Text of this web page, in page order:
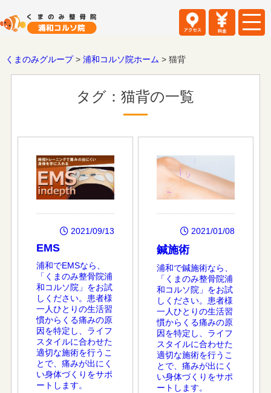
くまのみグループ> 浦和コルソ院ホーム > 猫背
タグ：猫背の一覧
2021/09/13
EMS
浦和でEMSなら、
「くまのみ整骨院浦
和コルソ院」をお試
しください。患者様
一人ひとりの生活習
慣からくる痛みの原
因を特定し、ライフ
スタイルに合わせた
適切な施術を行うこ
とで、痛みが出にく
い身体づくりをサポ
ートします。
2021/01/08
鍼施術
浦和で鍼施術なら、
「くまのみ整骨院浦
和コルソ院」をお試
しください。患者様
一人ひとりの生活習
慣からくる痛みの原
因を特定し、ライフ
スタイルに合わせた
適切な施術を行うこ
とで、痛みが出にく
い身体づくりをサポ
ートします。